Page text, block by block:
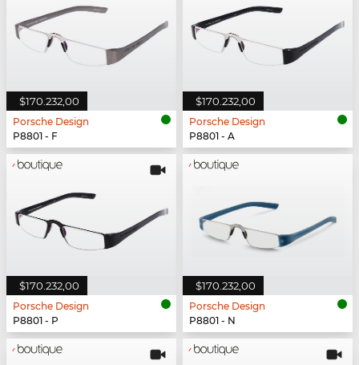
$170.232,00
Porsche Design
P8801 - F
$170.232,00
Porsche Design
P8801 - A
$170.232,00
Porsche Design
P8801 - P
$170.232,00
Porsche Design
P8801 - N